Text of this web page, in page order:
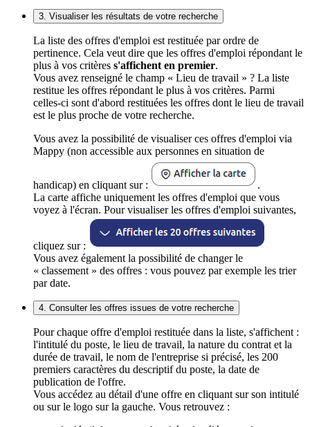
3. Visualiser les résultats de votre recherche
La liste des offres d'emploi est restituée par ordre de
pertinence. Cela veut dire que les offres d'emploi répondant le
plus à vos critères s'affichent en premier.
Vous avez renseigné le champ « Lieu de travail » ? La liste
restitue les offres répondant le plus à vos critères. Parmi
celles-ci sont d'abord restituées les offres dont le lieu de travail
est le plus proche de votre recherche.
Vous avez la possibilité de visualiser ces offres d'emploi via
Mappy (non accessible aux personnes en situation de
handicap) en cliquant sur :
.
La carte affiche uniquement les offres d'emploi que vous
voyez à l'écran. Pour visualiser les offres d'emploi suivantes,
cliquez sur :
Vous avez également la possibilité de changer le
« classement » des offres : vous pouvez par exemple les trier
par date.
4. Consulter les offres issues de votre recherche
Pour chaque offre d'emploi restituée dans la liste, s'affichent :
l'intitulé du poste, le lieu de travail, la nature du contrat et la
durée de travail, le nom de l'entreprise si précisé, les 200
premiers caractères du descriptif du poste, la date de
publication de l'offre.
Vous accédez au détail d'une offre en cliquant sur son intitulé
ou sur le logo sur la gauche. Vous retrouvez :